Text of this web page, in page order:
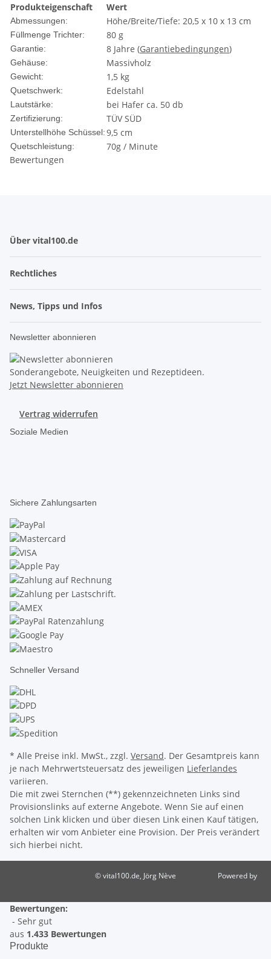
Produkteigenschaft
Wert
Abmessungen: Höhe/Breite/Tiefe: 20,5 x 10 x 13 cm
Füllmenge Trichter: 80 g
Garantie: 8 Jahre (Garantiebedingungen)
Gehäuse: Massivholz
Gewicht: 1,5 kg
Quetschwerk: Edelstahl
Lautstärke: bei Hafer ca. 50 db
Zertifizierung: TÜV SÜD
Unterstellhöhe Schüssel:9,5 cm
Quetschleistung:
70g / Minute
Bewertungen
Über vital100.de
Rechtliches
News, Tipps und Infos
Newsletter abonnieren
Sonderangebote, Neuigkeiten und Rezeptideen.
Jetzt Newsletter abonnieren
Vertrag widerrufen
Soziale Medien
Sichere Zahlungsarten
Schneller Versand
* Alle Preise inkl. MwSt., zzgl. Versand. Der Gesamtpreis kann
je nach Mehrwertsteuersatz des jeweiligen Lieferlandes
variieren.
Die mit zwei Sternchen (**) gekennzeichneten Links sind
Provisionslinks auf externe Angebote. Wenn Sie auf einen
solchen Link klicken und über diesen Link einen Kauf tätigen,
erhalten wir vom Anbieter eine Provision. Der Preis verändert
sich hierbei nicht.
© vital100.de, Jörg Nève
Powered by
Bewertungen:
- Sehr gut
aus 1.433 Bewertungen
Produkte